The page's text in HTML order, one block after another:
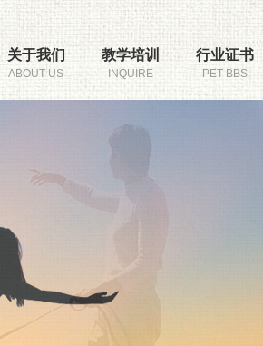
关于我们
ABOUT US
教学培训
INQUIRE
行业证书
PET BBS